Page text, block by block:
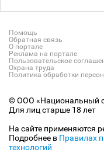
Помощь
Обратная связь
О портале
Реклама на портале
Пользовательское
Охрана труда
Политика обработки
© ООО «Национальный
Для лиц старше 18 лет
На сайте применяются
Подробнее в Правилах
технологий